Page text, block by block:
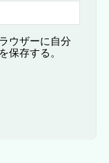
ウザーに自分
保存する。